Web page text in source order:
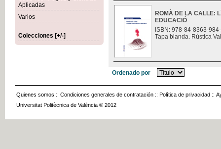
Aplicadas
Varios
Colecciones [+/-]
ROMÀ DE LA CALLE:
EDUCACIÓ
ISBN: 978-84-8363-
Tapa blanda. Rústica
Ordenado por
Quienes somos :: Condiciones generales de contratación :: Política de privacidad ::
Universitat Politècnica de València © 2012